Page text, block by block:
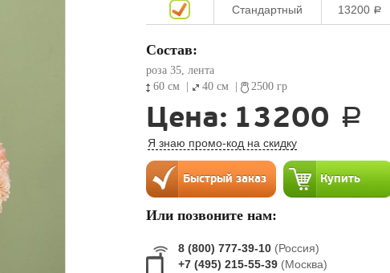
Стандартный 13200 a
Состав:
роза 35, лента
60 см
40 см 2500 гр
Цена: 13200 a
Я знаю промо-код на скидку
Или позвоните нам:
8 (800) 777-39-10 (Россия)
+7 (495) 215-55-39 (Москва)